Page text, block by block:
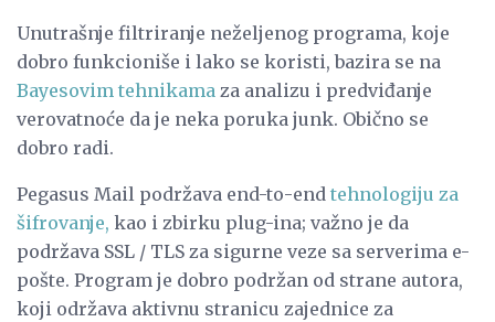
Unutrašnje filtriranje neželjenog programa, koje
dobro funkcioniše i lako se koristi, bazira se na
Bayesovim tehnikama za analizu i predviđanje
verovatnoće da je neka poruka junk. Obično se
dobro radi.
Pegasus Mail podržava end-to-end tehnologiju za
šifrovanje, kao i zbirku plug-ina; važno je da
podržava SSL / TLS za sigurne veze sa serverima e-
pošte. Program je dobro podržan od strane autora,
koji održava aktivnu stranicu zajednice za